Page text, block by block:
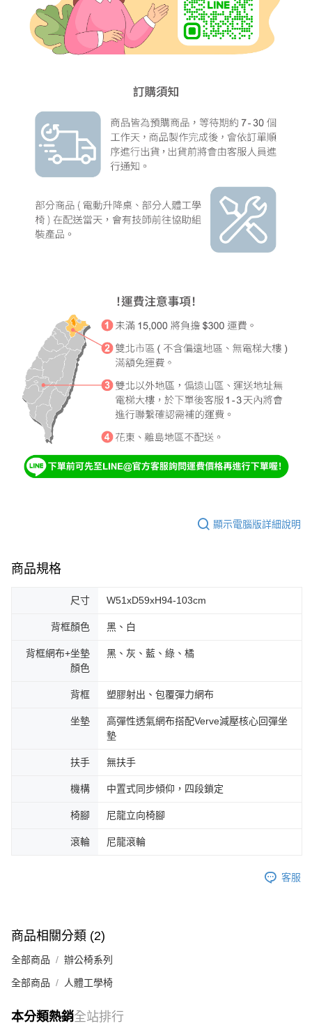
顯示電腦版詳細說明
商品規格
尺寸 W51xD59xH94-103cm
背框顏色 黑、白
背框網布+坐墊
顏色
黑、灰、藍、綠、橘
背框 塑膠射出、包覆彈力網布
坐墊
高彈性透氣網布搭配Verve減壓核心回彈坐
墊
扶手 無扶手
機構 中置式同步傾仰，四段鎖定
椅腳 尼龍立向椅腳
滾輪 尼龍滾輪
客服
商品相關分類 (2)
全部商品 辦公椅系列
全部商品 人體工學椅
本分類熱銷全站排行